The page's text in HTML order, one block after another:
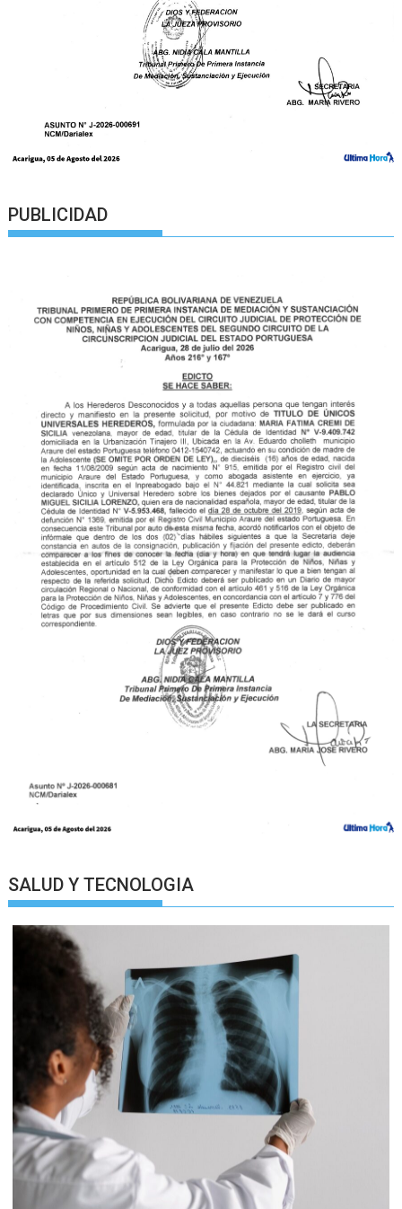
PUBLICIDAD
SALUD Y TECNOLOGIA